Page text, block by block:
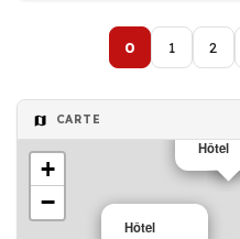
0 1 2
CARTE
Hôtel
Hôtel
+
−